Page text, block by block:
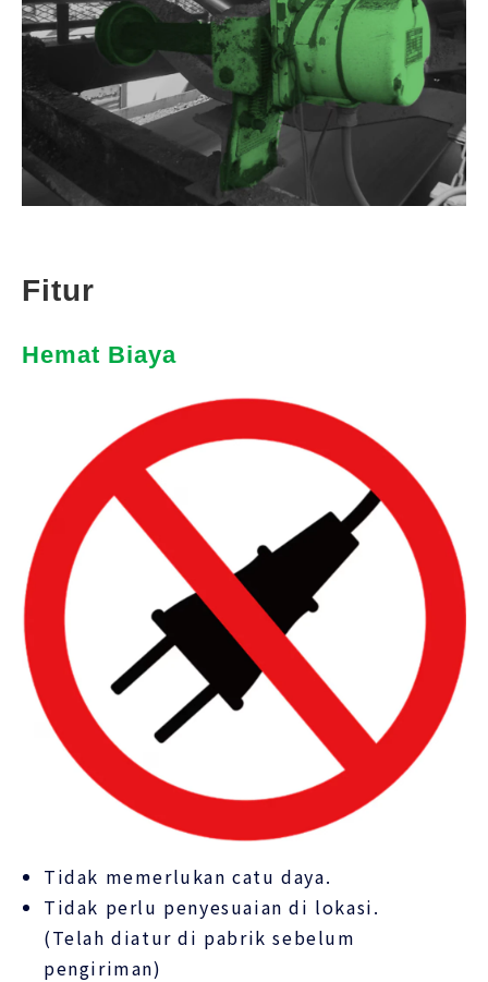
Fitur
Hemat Biaya
Tidak memerlukan catu daya.
Tidak perlu penyesuaian di lokasi.
(Telah diatur di pabrik sebelum
pengiriman)